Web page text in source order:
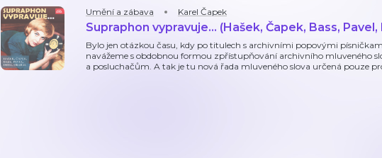
Umění a zábava Karel Čapek
Supraphon vypravuje... (Hašek, Čapek, Bass, Pavel,
Bylo jen otázkou času, kdy po titulech s archivními popovými
navážeme s obdobnou formou zpřístupňování archivního mluveného
a posluchačům. A tak je tu nová řada mluveného slova určená pouze